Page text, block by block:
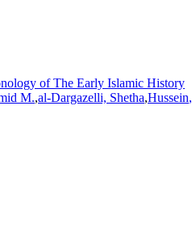
of The Early Islamic History
M.,al-Dargazelli, Shetha,Hussein,